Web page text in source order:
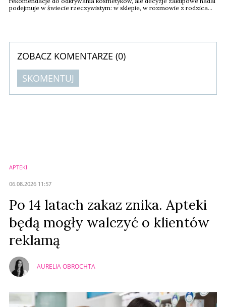
podejmuje w świecie rzeczywistym: w sklepie, w rozmowie z rodzicami
ZOBACZ KOMENTARZE (0)
SKOMENTUJ
APTEKI
06.08.2026 11:57
Po 14 latach zakaz znika. Apteki
będą mogły walczyć o klientów
reklamą
AURELIA OBROCHTA